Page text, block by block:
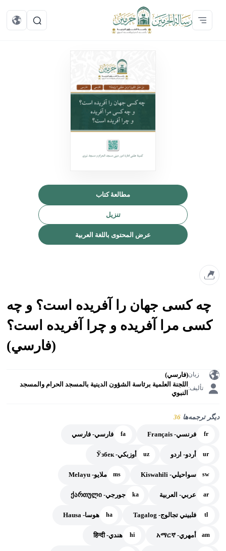
مطالعهٔ کتاب
تنزیل
عرض المحتوى باللغة العربية
چه کسی جهان را آفریده است؟ و چه
کسی مرا آفریده و چرا آفریده است؟
(فارسي)
زبان(فارسي)
تأليف:
اللجنة العلمية برئاسة الشؤون الدينية بالمسجد الحرام والمسجد
النبوي
دیگر ترجمه‌ها36
fr فرنسي- Français fa فارسي- فارسي
ur أردو- اردو uz أوزبكي- Ўзбек
sw سواحيلي- Kiswahili ms ملايو- Melayu
ar عربي- العربية ka جورجي- ქართული
tl فلبيني تجالوج- Tagalog ha هوسا- Hausa
am أمهري- አማርኛ hi هندي- हिन्दी